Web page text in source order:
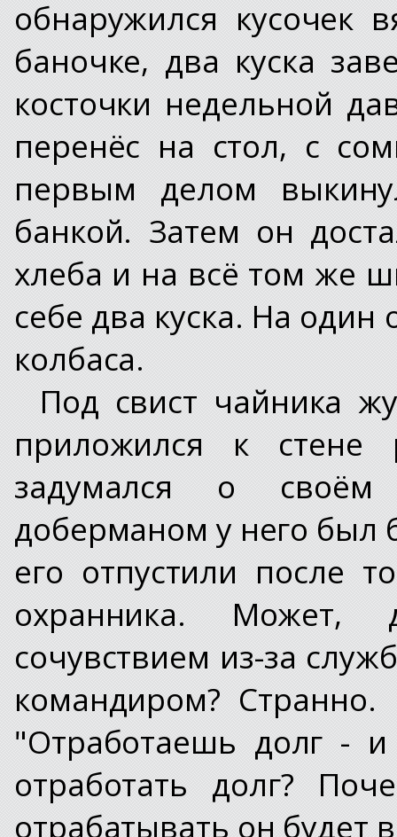
обнаружился кусочек
баночке, два куска
косточки недельной
перенёс на стол, с
первым делом
банкой. Затем он
хлеба и на всё том же
себе два куска. На
колбаса.
Под свист чайника
приложился к
задумался о
доберманом у него был
его отпустили после
охранника.
сочувствием из-за
командиром?
"Отработаешь долг -
отработать долг?
отрабатывать он будет